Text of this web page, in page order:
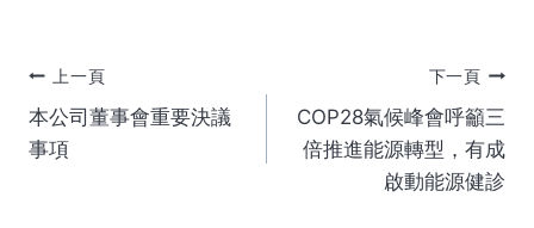
文
章
上一頁
本公司董事會重要決議
事項
下一頁
COP28氣候峰會呼籲三
倍推進能源轉型，有成
啟動能源健診